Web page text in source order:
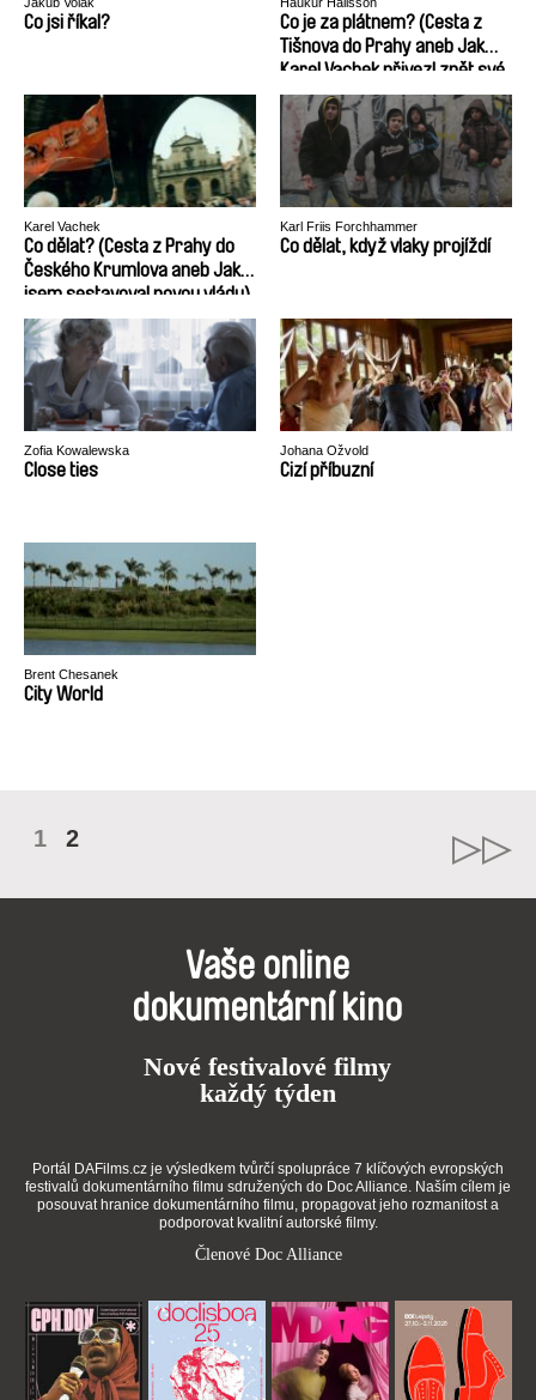
Co jsi říkal?
Co je za plátnem? (Cesta z
Tišnova do Prahy aneb Jak
Karel Vachek přivezl zpět své
obrazy)
Karel Vachek
Co dělat? (Cesta z Prahy do
Českého Krumlova aneb Jak
jsem sestavoval novou vládu)
Karl Friis Forchhammer
Co dělat, když vlaky projíždí
Zofia Kowalewska
Close ties
Johana Ožvold
Cizí příbuzní
Brent Chesanek
City World
1 2
Vaše online
dokumentární kino
Nové festivalové filmy
každý týden
Portál DAFilms.cz je výsledkem tvůrčí spolupráce 7 klíčových evropských
festivalů dokumentárního filmu sdružených do Doc Alliance. Naším cílem je
posouvat hranice dokumentárního filmu, propagovat jeho rozmanitost a
podporovat kvalitní autorské filmy.
Členové Doc Alliance